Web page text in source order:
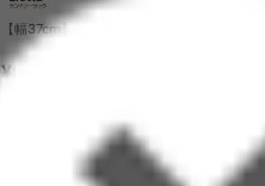
【幅37cm】Liotta ランドリーラック
¥8,020